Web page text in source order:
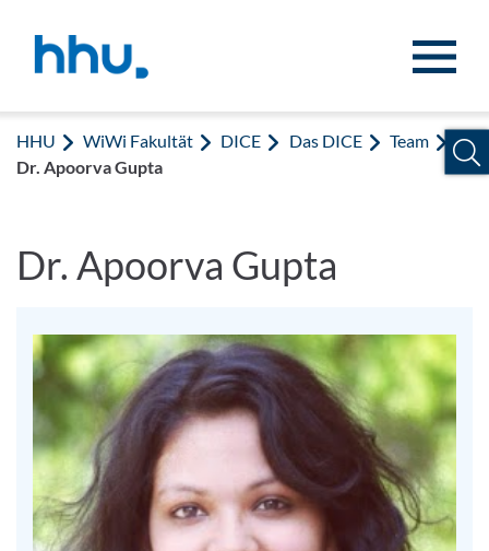
HHU WiWi Fakultät DICE Das DICE
Team
Dr. Apoorva Gupta
Dr. Apoorva Gupta